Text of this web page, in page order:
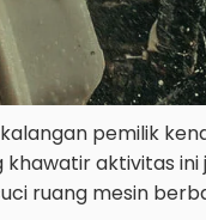
pemilik
aktivitas
ruang mesin